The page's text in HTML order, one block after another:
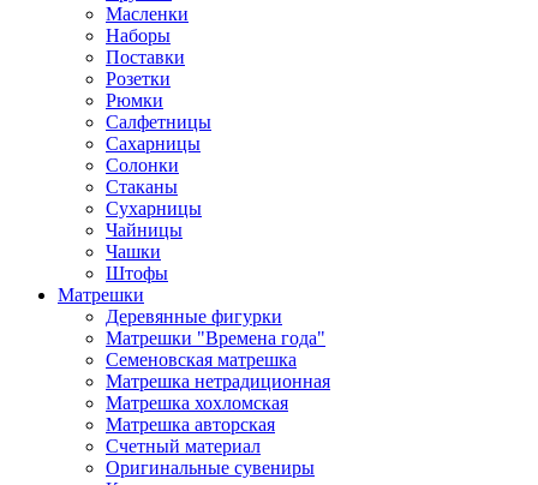
Масленки
Наборы
Поставки
Розетки
Рюмки
Салфетницы
Сахарницы
Солонки
Стаканы
Сухарницы
Чайницы
Чашки
Штофы
Матрешки
Деревянные фигурки
Матрешки "Времена года"
Семеновская матрешка
Матрешка нетрадиционная
Матрешка хохломская
Матрешка авторская
Счетный материал
Оригинальные сувениры